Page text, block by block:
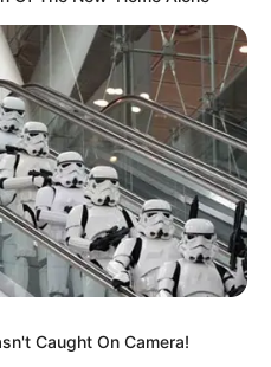
ΟΡΟΙ ΧΡΗΣΗΣ
Γιώργου Κουτσελίνη
Caught On Camera!